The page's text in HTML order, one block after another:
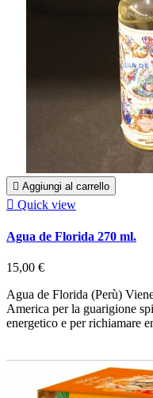
 Aggiungi al carrello
 Quick view
Agua de Florida 270 ml.
15,00 €
Agua de Florida (Perù)
America per la guarigione
energetico e per richiamare